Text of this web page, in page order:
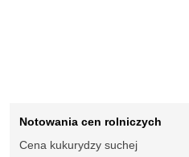
Notowania cen rolniczych
Cena kukurydzy suchej